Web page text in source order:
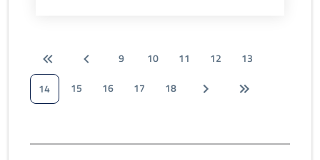
9 10 11 12
13
14
15 16 17 18